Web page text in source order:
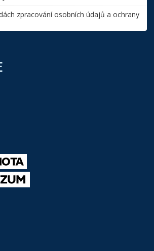
zpracování osobních údajů a ochrany